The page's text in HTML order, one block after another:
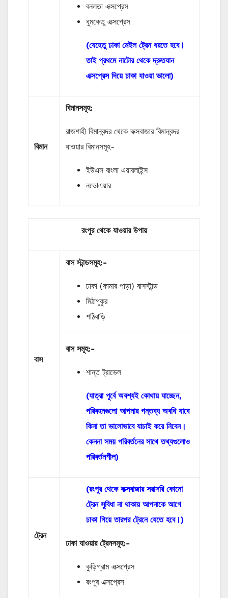
বনলতা এক্সপ্রেস
ধুমকেতু এক্সপ্রেস
(যেহেতু ঢাকা মেইল ট্রেন ধরতে হবে।
তাই প্রথমে নাটোর থেকে দ্রুতযান
এক্সপ্রেস দিয়ে ঢাকা যাওয়া ভালো)
বিমান
বিমানসমূহ:
রাজশাহী বিমানবন্দর থেকে কক্সবাজার বিমানবন্দর
যাওয়ার বিমানসমূহ-
ইউএস বাংলা এয়ারলাইন্স
নভোএয়ার
রংপুর থেকে যাওয়ার উপায়
বাস
বাস স্টান্ডসমূহ:-
ঢাকা (কামার পাড়া) বাসস্টান্ড
মিঠাপুকুর
শঠিবাড়ি
বাস সমূহ:-
শান্ত ট্রাভেল
(যাত্রা পূর্বে অবশ্যই কোথায় যাচ্ছেন,
পরিবহনগুলো আপনার গন্তব্য অবধি যাবে
কিনা তা ভালোভাবে যাচাই করে নিবেন।
কেননা সময় পরিবর্তনের সাথে তথ্যগুলোও
পরিবর্তনশীল)
ট্রেন
(রংপুর থেকে কক্সবাজার সরাসরি কোনো
ট্রেন সুবিধা না থাকায় আপনাকে আগে
ঢাকা গিয়ে তারপর ট্রেনে যেতে হবে।)
ঢাকা যাওয়ার ট্রেনসমূহ:-
কুড়িগ্রাম এক্সপ্রেস
রংপুর এক্সপ্রেস